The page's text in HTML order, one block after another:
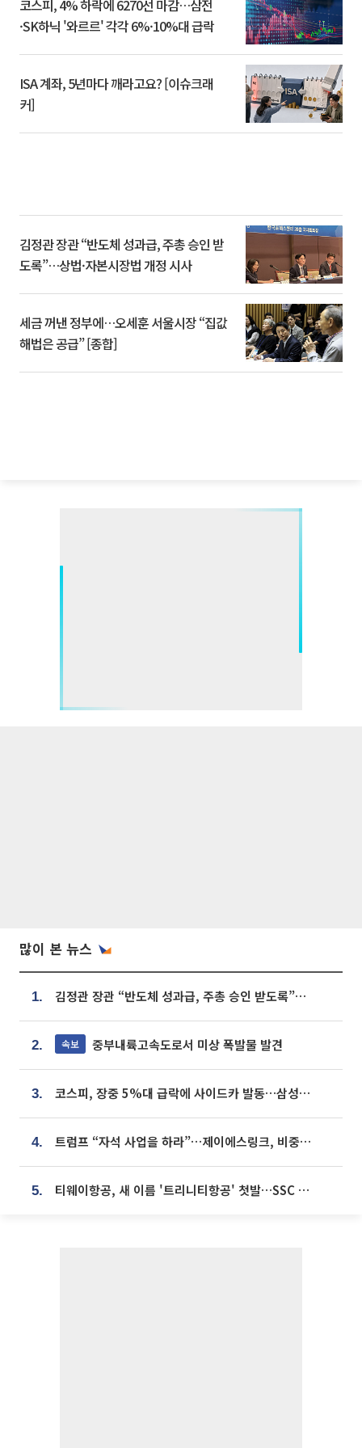
코스피, 4% 하락에 6270선 마감…삼전
·SK하닉 '와르르' 각각 6%·10%대 급락
ISA 계좌, 5년마다 깨라고요? [이슈크래
커]
김정관 장관 “반도체 성과급, 주총 승인 받
도록”…상법·자본시장법 개정 시사
세금 꺼낸 정부에…오세훈 서울시장 “집값
해법은 공급” [종합]
많이 본 뉴스
1. 김정관 장관 “반도체 성과급, 주총 승인 받도록”…상법·자본시장법 개정 시사
2. 속보 중부내륙고속도로서 미상 폭발물 발견
3. 코스피, 장중 5%대 급락에 사이드카 발동…삼성·SK 동반 폭락
4. 트럼프 “자석 사업을 하라”…제이에스링크, 비중국 영구자석 공급망 구축 속도
5. 티웨이항공, 새 이름 '트리니티항공' 첫발…SSC 전략 본격화